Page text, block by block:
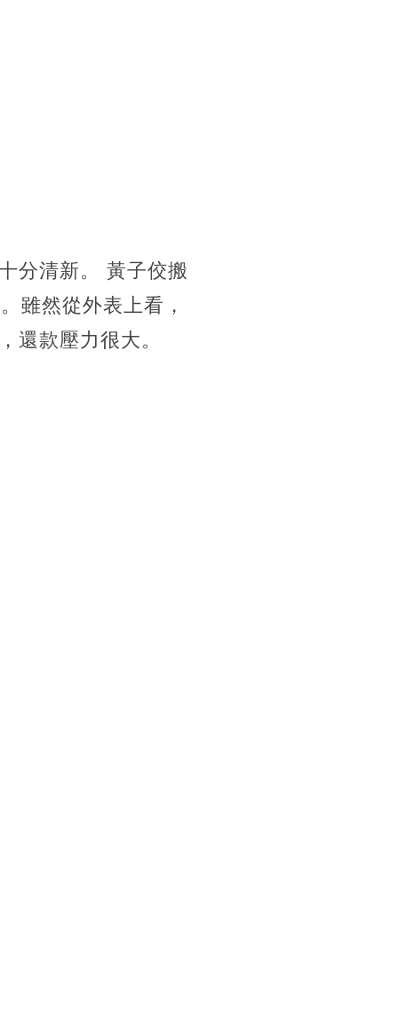
分清新。 黃子佼搬
雖然從外表上看，
還款壓力很大。